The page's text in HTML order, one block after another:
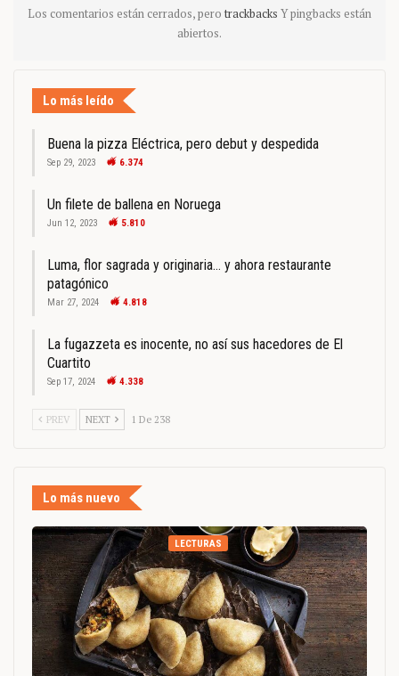
Los comentarios están cerrados, pero trackbacks Y pingbacks están
abiertos.
Lo más leído
Buena la pizza Eléctrica, pero debut y despedida
Sep 29, 2023 6.374
Un filete de ballena en Noruega
Jun 12, 2023 5.810
Luma, flor sagrada y originaria… y ahora restaurante
patagónico
Mar 27, 2024 4.818
La fugazzeta es inocente, no así sus hacedores de El
Cuartito
Sep 17, 2024 4.338
PREV NEXT 1 De 238
Lo más nuevo
LECTURAS